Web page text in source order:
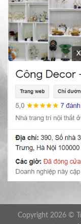
Copyright 2026 ©